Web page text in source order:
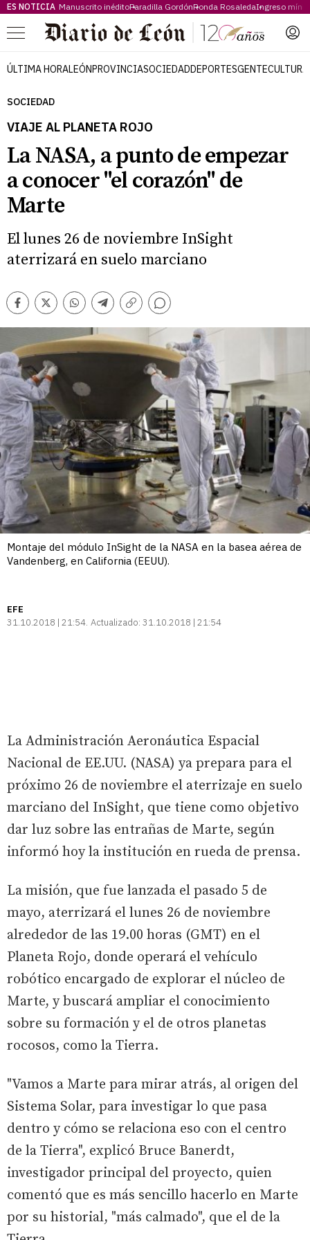
ES NOTICIA Manuscrito inéditoParadilla GordónRonda RosaledaIngreso
Menú
ÚLTIMA HORALEÓNPROVINCIASOCIEDADDEPORTESGENTECULTURA
SOCIEDAD
VIAJE AL PLANETA ROJO
La NASA, a punto de empezar
a conocer "el corazón" de
Marte
El lunes 26 de noviembre InSight
aterrizará en suelo marciano
Facebook
TwitterWhatsappTelegram
Copiar
Comentarios
Montaje del módulo InSight de la NASA en la basea aérea de
Vandenberg, en California (EEUU).
EFE
31.10.2018 | 21:54 Actualizado: 31.10.2018 | 21:54
La Administración Aeronáutica Espacial
Nacional de EE.UU. (NASA) ya prepara para el
próximo 26 de noviembre el aterrizaje en suelo
marciano del InSight, que tiene como objetivo
dar luz sobre las entrañas de Marte, según
informó hoy la institución en rueda de prensa.
La misión, que fue lanzada el pasado 5 de
mayo, aterrizará el lunes 26 de noviembre
alrededor de las 19.00 horas (GMT) en el
Planeta Rojo, donde operará el vehículo
robótico encargado de explorar el núcleo de
Marte, y buscará ampliar el conocimiento
sobre su formación y el de otros planetas
rocosos, como la Tierra.
"Vamos a Marte para mirar atrás, al origen del
Sistema Solar, para investigar lo que pasa
dentro y cómo se relaciona eso con el centro
de la Tierra", explicó Bruce Banerdt,
investigador principal del proyecto, quien
comentó que es más sencillo hacerlo en Marte
por su historial, "más calmado", que el de la